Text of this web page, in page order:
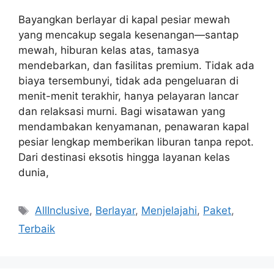
Bayangkan berlayar di kapal pesiar mewah
yang mencakup segala kesenangan—santap
mewah, hiburan kelas atas, tamasya
mendebarkan, dan fasilitas premium. Tidak ada
biaya tersembunyi, tidak ada pengeluaran di
menit-menit terakhir, hanya pelayaran lancar
dan relaksasi murni. Bagi wisatawan yang
mendambakan kenyamanan, penawaran kapal
pesiar lengkap memberikan liburan tanpa repot.
Dari destinasi eksotis hingga layanan kelas
dunia,
Tags
AllInclusive, Berlayar, Menjelajahi, Paket,
Terbaik